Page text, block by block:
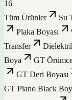
16
Tüm Ürünler
Su
Plaka Boyası
Transfer
Boya
GT
GT Deri Boyası
GT Piano Black